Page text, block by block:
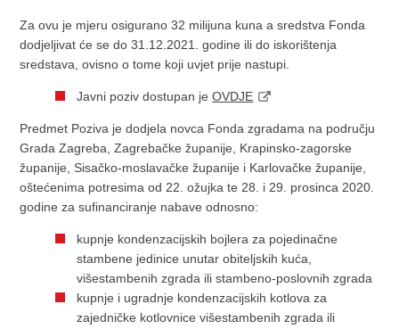
Za ovu je mjeru osigurano 32 milijuna kuna a sredstva Fonda
dodjeljivat će se do 31.12.2021. godine ili do iskorištenja
sredstava, ovisno o tome koji uvjet prije nastupi.
Javni poziv dostupan jeOVDJE
Predmet Poziva je dodjela novca Fonda zgradama na području
Grada Zagreba, Zagrebačke županije, Krapinsko-zagorske
županije, Sisačko-moslavačke županije i Karlovačke županije,
oštećenima potresima od 22. ožujka te 28. i 29. prosinca 2020.
godine za sufinanciranje nabave odnosno:
kupnje kondenzacijskih bojlera za pojedinačne
stambene jedinice unutar obiteljskih kuća,
višestambenih zgrada ili stambeno-poslovnih zgrada
kupnje i ugradnje kondenzacijskih kotlova za
zajedničke kotlovnice višestambenih zgrada ili